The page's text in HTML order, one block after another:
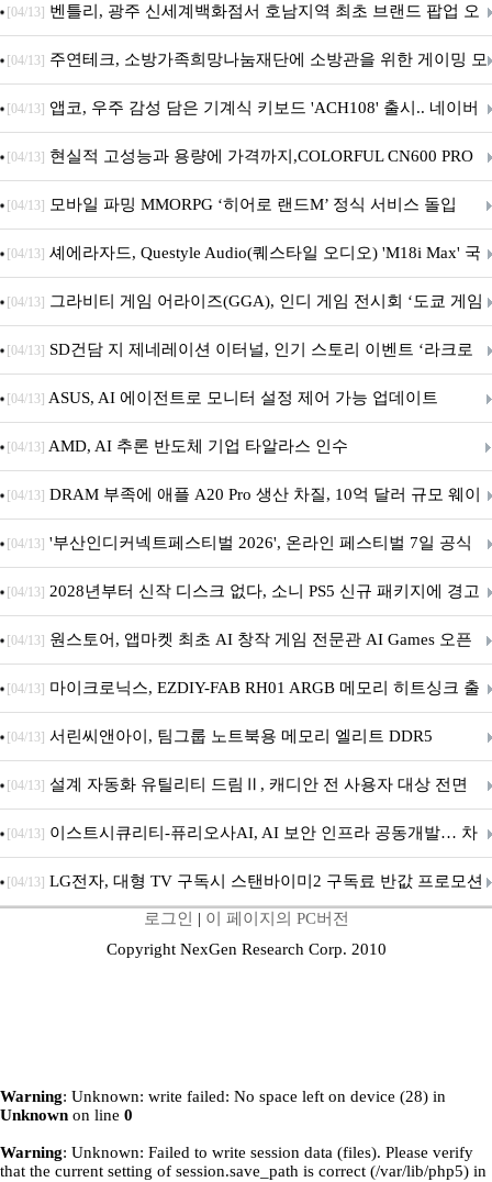
Crosshair X870E EDITION 20 국내 출시 예정
[04/13] 벤틀리, 광주 신세계백화점서 호남지역 최초 브랜드 팝업 오
픈
[04/13] 주연테크, 소방가족희망나눔재단에 소방관을 위한 게이밍 모
니터·스마트 펫 침대 기부
[04/13] 앱코, 우주 감성 담은 기계식 키보드 'ACH108' 출시.. 네이버
브랜드데이 기획전 진행
[04/13] 현실적 고성능과 용량에 가격까지,COLORFUL CN600 PRO
M.2 NVMe 디앤디컴 1TB
[04/13] 모바일 파밍 MMORPG ‘히어로 랜드M’ 정식 서비스 돌입
[04/13] 셰에라자드, Questyle Audio(퀘스타일 오디오) 'M18i Max' 국
내 정식 출시
[04/13] 그라비티 게임 어라이즈(GGA), 인디 게임 전시회 ‘도쿄 게임
던전 13’ 참가!
[04/13] SD건담 지 제네레이션 이터널, 인기 스토리 이벤트 ‘라크로
아의 용사’ 재개최 및 풍성한 기념 이벤트 실시!
[04/13] ASUS, AI 에이전트로 모니터 설정 제어 가능 업데이트
[04/13] AMD, AI 추론 반도체 기업 타알라스 인수
[04/13] DRAM 부족에 애플 A20 Pro 생산 차질, 10억 달러 규모 웨이
퍼 대기
[04/13] '부산인디커넥트페스티벌 2026', 온라인 페스티벌 7일 공식
개막... 22일간 진행
[04/13] 2028년부터 신작 디스크 없다, 소니 PS5 신규 패키지에 경고
문 추가
[04/13] 원스토어, 앱마켓 최초 AI 창작 게임 전문관 AI Games 오픈
[04/13] 마이크로닉스, EZDIY-FAB RH01 ARGB 메모리 히트싱크 출
시
[04/13] 서린씨앤아이, 팀그룹 노트북용 메모리 엘리트 DDR5
5600MHz 16GB 출시
[04/13] 설계 자동화 유틸리티 드림Ⅱ, 캐디안 전 사용자 대상 전면
무상 배포
[04/13] 이스트시큐리티-퓨리오사AI, AI 보안 인프라 공동개발… 차
세대 AI 보안 플랫폼 구축
[04/13] LG전자, 대형 TV 구독시 스탠바이미2 구독료 반값 프로모션
로그인 | 이 페이지의 PC버전
Copyright NexGen Research Corp. 2010
Warning: Unknown: write failed: No space left on device (28) in
Unknown on line 0
Warning: Unknown: Failed to write session data (files). Please verify
that the current setting of session.save_path is correct (/var/lib/php5) in